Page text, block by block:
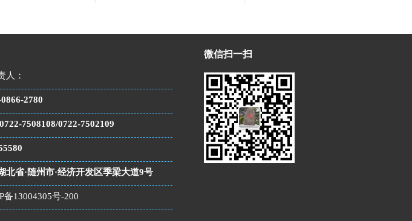
人：
2780
0722-7508108/0722-7502109
北省·随州市·经济开发区季梁大道9号
备13004305号-200
微信扫一扫